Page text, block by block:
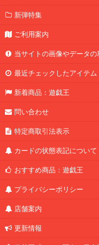
新弾特集
ご利用案内
当サイトの画像やデータの
最近チェックしたアイテム
新着商品：遊戯王
問い合わせ
特定商取引法表示
カードの状態表記について
おすすめ商品：遊戯王
プライバシーポリシー
店舗案内
更新情報